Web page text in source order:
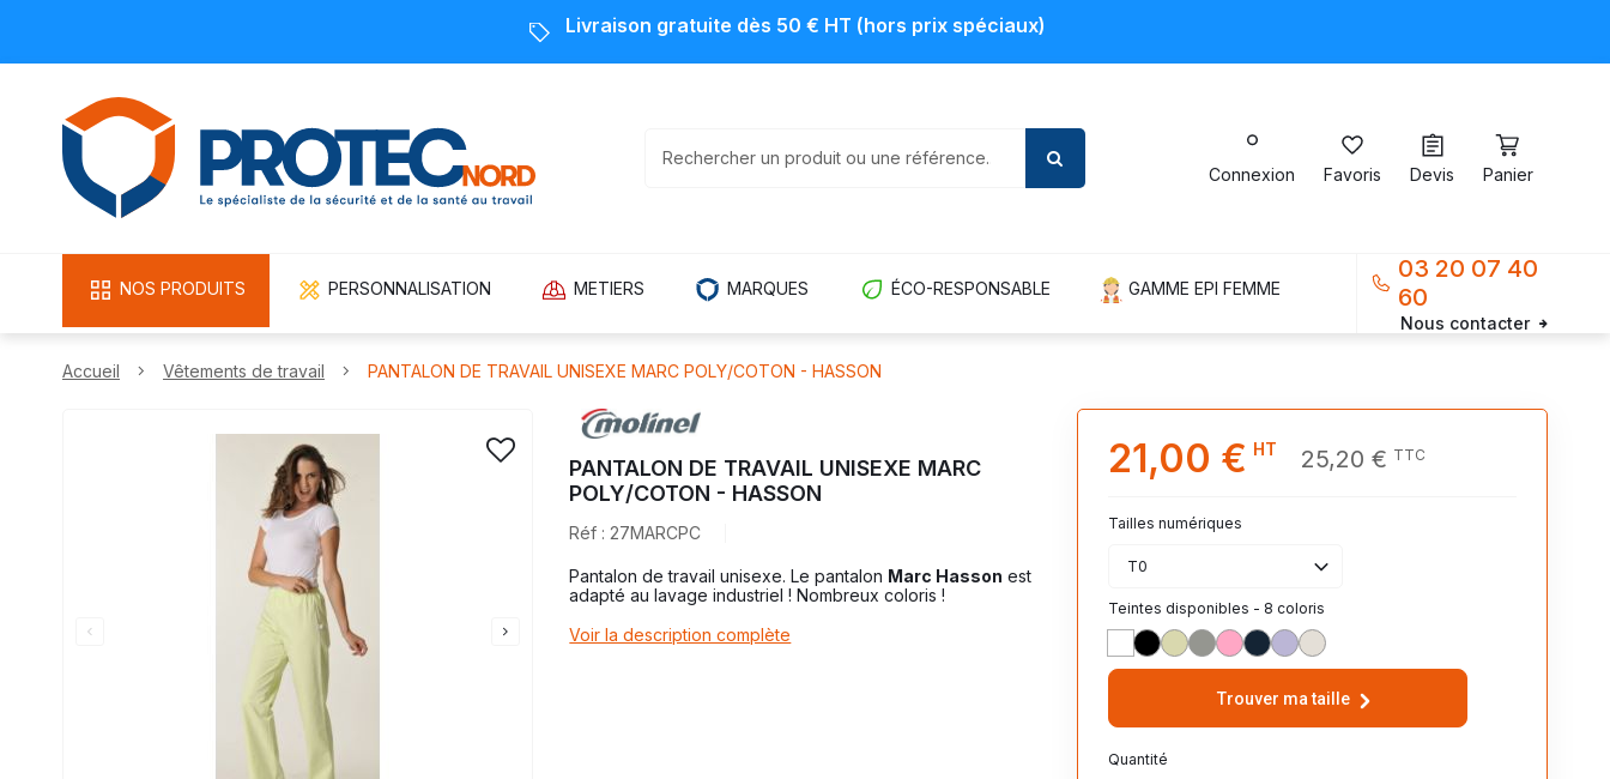
Livraison gratuite dès 50 € HT (hors prix spéciaux)
Connexion Favoris Devis Panier
NOS PRODUITS PERSONNALISATION METIERS MARQUES ÉCO-RESPONSABLE GAMME EPI FEMME
03 20 07 40
60
Nous contacter
Accueil Vêtements de travail PANTALON DE TRAVAIL UNISEXE MARC POLY/COTON - HASSON
PANTALON DE TRAVAIL UNISEXE MARC
POLY/COTON - HASSON
Réf : 27MARCPC
Pantalon de travail unisexe. Le pantalon Marc Hasson est
adapté au lavage industriel ! Nombreux coloris !
Voir la description complète
21,00 € HT 25,20 € TTC
Tailles numériques
T0
Teintes disponibles - 8 coloris
BLANCNOIRANIS GRIS ROSAMARINEPARME
LIN
Trouver ma taille
Quantité